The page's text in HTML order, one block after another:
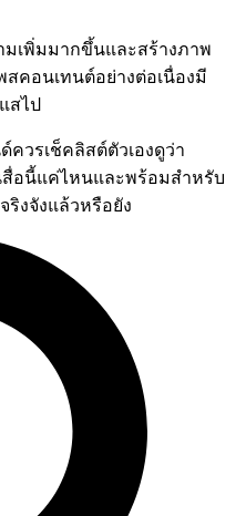
เพิ่มมากขึ้นและสร้างภาพ
คอนเทนต์อย่างต่อเนื่องมี
สไป
วรเช็คลิสต์ตัวเองดูว่า
อนี้แค่ไหนและพร้อมสำหรับ
ริงจังแล้วหรือยัง